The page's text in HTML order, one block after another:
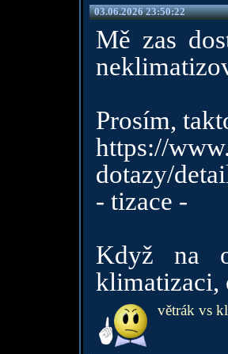
03.06.2026 23:50:22
Mě zas
Prosím,
https://
dotazy/
- tizace -
Když na
klimatizaci,
větrák vs